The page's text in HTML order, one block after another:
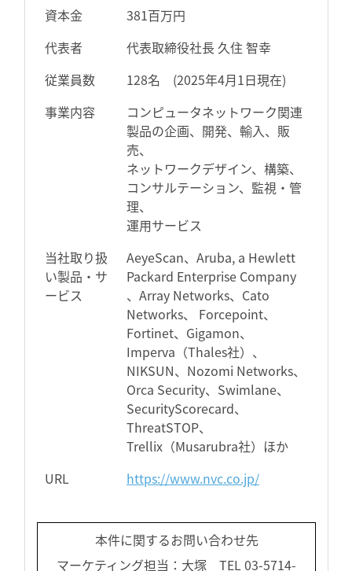
資本金
381百万円
代表者
代表取締役社長 久住 智幸
従業員数
128名 (2025年4月1日現在)
事業内容
コンピュータネットワーク関連
製品の企画、開発、輸入、販
売、
ネットワークデザイン、構築、
コンサルテーション、監視・管
理、
運用サービス
当社取り扱
い製品・サ
ービス
AeyeScan、Aruba, a Hewlett
Packard Enterprise Company
、Array Networks、Cato
Networks、 Forcepoint、
Fortinet、Gigamon、
Imperva（Thales社）、
NIKSUN、Nozomi Networks、
Orca Security、Swimlane、
SecurityScorecard、
ThreatSTOP、
Trellix（Musarubra社）ほか
URL
https://www.nvc.co.jp/
本件に関するお問い合わせ先
マーケティング担当：大塚 TEL 03-5714-